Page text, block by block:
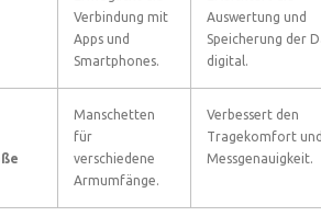
Verbindung mit
Apps und
Smartphones.
Auswertung und
Speicherung der
digital.
Manschetten
für
verschiedene
Armumfänge.
Verbessert den
Tragekomfort
Messgenauigkeit.